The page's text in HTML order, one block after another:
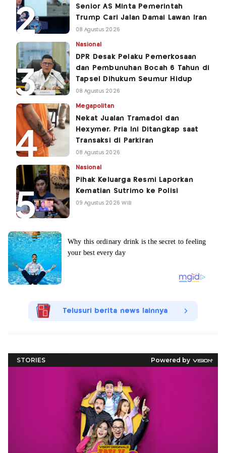
Senior AS Minta Pemerintah
Trump Cari Jalan Damai Lawan Iran
08 Agustus 2026
Nasional
DPR Desak Pelaku Pemerkosaan
dan Pembunuhan Bocah 6 Tahun di
Tapsel Dihukum Seumur Hidup
08 Agustus 2026
Megapolitan
Nekat Jualan Tramadol dan
Hexymer, Pria Ini Ditangkap saat
Transaksi di Parkiran
08 Agustus 2026
Nasional
Pihak Keluarga Resmi Laporkan
Kematian Sutrimo ke Polisi
09 Agustus 2026 WIB
Telusuri berita news lainnya